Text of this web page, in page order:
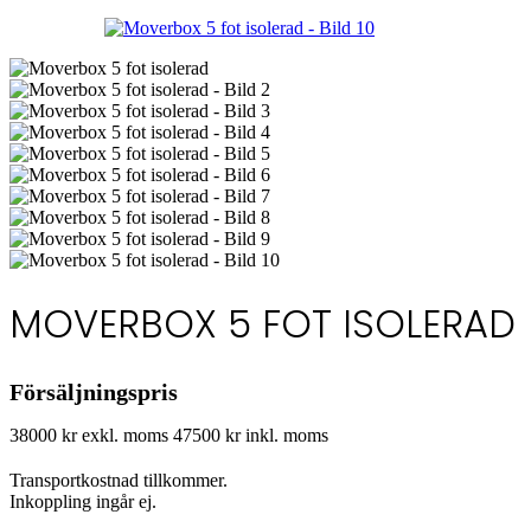
MOVERBOX 5 FOT ISOLERAD
Försäljningspris
38000 kr exkl. moms 47500 kr inkl. moms
Transportkostnad tillkommer.
Inkoppling ingår ej.